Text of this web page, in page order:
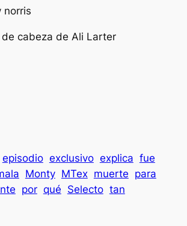
norris
episodio exclusivo explica fue
Monty MTex muerte para
por qué Selecto tan